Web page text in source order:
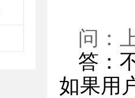
问：
答：
如果用